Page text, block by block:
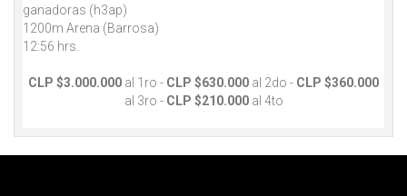
ganadoras (h3ap)
1200m Arena (Barrosa)
12:56 hrs.
CLP $3.000.000 al 1ro - CLP $630.000 al 2do - CLP $360.000
al 3ro - CLP $210.000al 4to